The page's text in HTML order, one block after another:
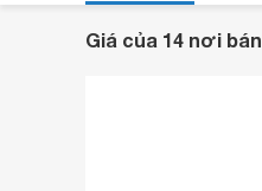
Giá của 14 nơi bán